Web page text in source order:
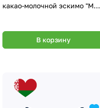
какао-молочной эскимо "МОЯ
мас. %) полим. уп
В корзину